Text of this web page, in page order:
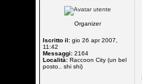
Organizer
Iscritto il: gio 26 apr 2007,
11:42
Messaggi: 2164
Località: Raccoon City (un bel
posto.. shi shi)